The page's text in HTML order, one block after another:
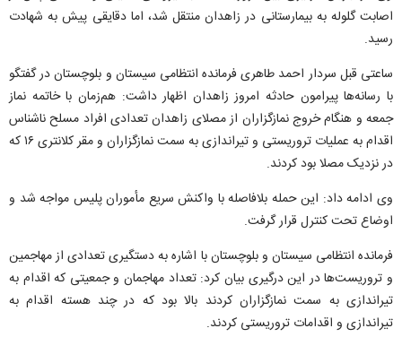
اصابت گلوله به بیمارستانی در زاهدان منتقل شد، اما دقایقی پیش به شهادت
رسید.
ساعتی قبل سردار احمد طاهری فرمانده انتظامی سیستان و بلوچستان در گفتگو
با رسانه‌ها پیرامون حادثه امروز زاهدان اظهار داشت: هم‌زمان با خاتمه نماز
جمعه و هنگام خروج نمازگزاران از مصلای زاهدان تعدادی افراد مسلح ناشناس
اقدام به عملیات تروریستی و تیراندازی به سمت نمازگزاران و مقر کلانتری ۱۶ که
در نزدیک مصلا بود کردند.
وی ادامه داد: این حمله بلافاصله با واکنش سریع مأموران پلیس مواجه شد و
اوضاع تحت کنترل قرار گرفت.
فرمانده انتظامی سیستان و بلوچستان با اشاره به دستگیری تعدادی از مهاجمین
و تروریست‌ها در این درگیری بیان کرد: تعداد مهاجمان و جمعیتی که اقدام به
تیراندازی به سمت نمازگزاران کردند بالا بود که در چند هسته اقدام به
تیراندازی و اقدامات تروریستی کردند.